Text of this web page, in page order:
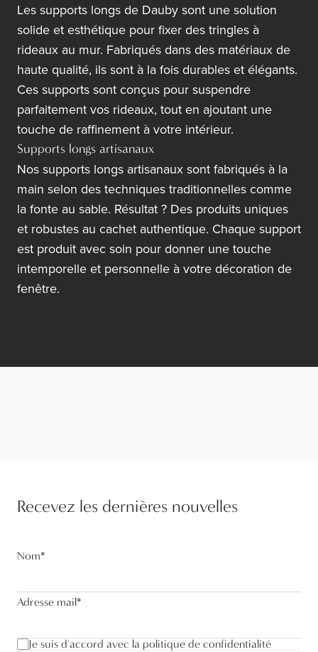
Les supports longs de Dauby sont une solution
solide et esthétique pour fixer des tringles à
rideaux au mur. Fabriqués dans des matériaux de
haute qualité, ils sont à la fois durables et élégants.
Ces supports sont conçus pour suspendre
parfaitement vos rideaux, tout en ajoutant une
touche de raffinement à votre intérieur.
Supports longs artisanaux
Nos supports longs artisanaux sont fabriqués à la
main selon des techniques traditionnelles comme
la fonte au sable. Résultat ? Des produits uniques
et robustes au cachet authentique. Chaque support
est produit avec soin pour donner une touche
intemporelle et personnelle à votre décoration de
fenêtre.
Recevez les dernières nouvelles
Nom*
Adresse mail*
Je suis d'accord avec la politique de confidentialité